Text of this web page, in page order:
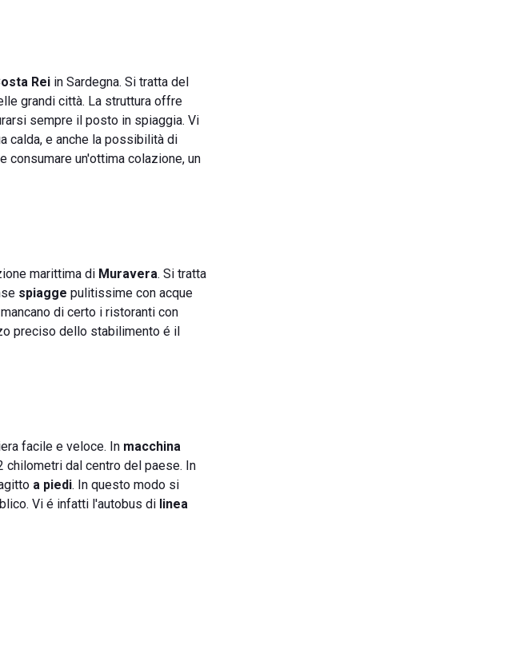
Rei in Sardegna. Si tratta del
grandi città. La struttura offre
sempre il posto in spiaggia. Vi
calda, e anche la possibilità di
consumare un'ottima colazione, un
marittima di Muravera. Si tratta
spiagge pulitissime con acque
di certo i ristoranti con
preciso dello stabilimento é il
facile e veloce. In macchina
chilometri dal centro del paese. In
a piedi. In questo modo si
Vi é infatti l'autobus di linea